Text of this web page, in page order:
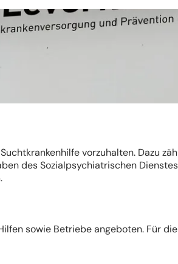
vorzuhalten. Dazu
des Sozialpsychiatrischen
sowie Betriebe angeboten. Für